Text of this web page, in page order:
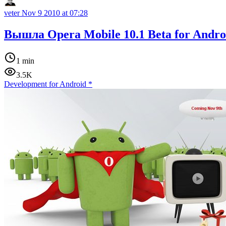
veterNov 9 2010 at 07:28
Вышла Opera Mobile 10.1 Beta for
1 min
3.5K
Development for Android *